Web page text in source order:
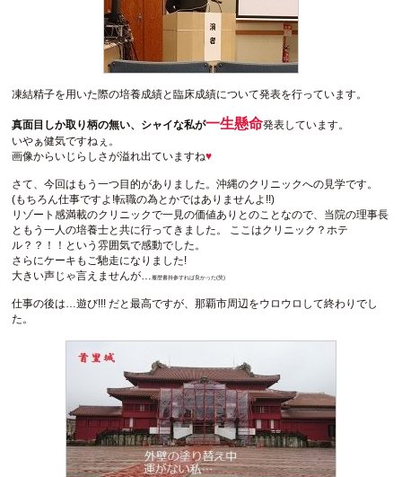
凍結精子を用いた際の培養成績と臨床成績について発表を行っています。
真面目しか取り柄の無い、シャイな私が一生懸命発表しています。
いやぁ健気ですねぇ。
画像からいじらしさが溢れ出ていますね♥
さて、今回はもう一つ目的がありました。沖縄のクリニックへの見学です。
(もちろん仕事ですよ!転職の為とかではありませんよ!!)
リゾート感満載のクリニックで一見の価値ありとのことなので、当院の理事長
ともう一人の培養士と共に行ってきました。 ここはクリニック？ホテ
ル？？！！という雰囲気で感動でした。
さらにケーキもご馳走になりました!
大きい声じゃ言えませんが…履歴書持参すれば良かった(笑)
仕事の後は…遊び!!! だと最高ですが、那覇市周辺をウロウロして終わりでし
た。